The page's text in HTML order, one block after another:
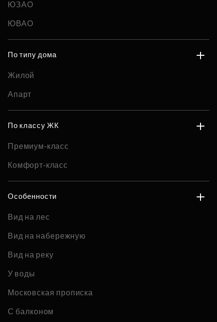
ЮЗАО
ЮВАО
По типу дома
Жилой
Апарт
По классу ЖК
Премиум-класс
Комфорт-класс
Особенности
Вид на лес
Вид на набережную
Вид на реку
У воды
Московская прописка
С балконом